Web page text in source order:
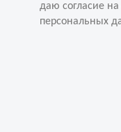
даю согласие на
персональных